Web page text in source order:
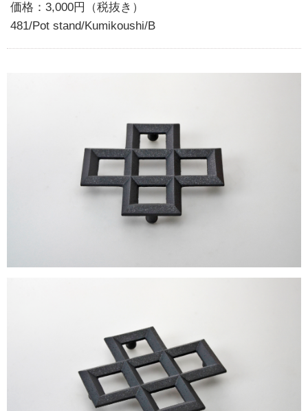
価格：3,000円（税抜き）
481/Pot stand/Kumikoushi/B